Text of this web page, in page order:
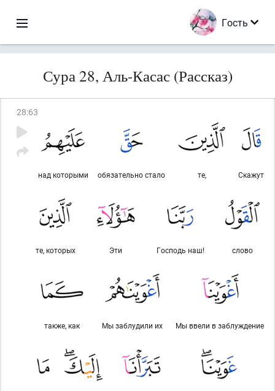
Гость
Сура 28, Аль-Касас (Рассказ)
28:63
Скажут
те,
обязательно стало
над которыми
слово
Господь наш!
Эти
те, которых
Мы ввели в заблуждение
Мы заблудили их
также, как